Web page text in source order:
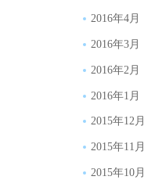
2016年4月
2016年3月
2016年2月
2016年1月
2015年12月
2015年11月
2015年10月